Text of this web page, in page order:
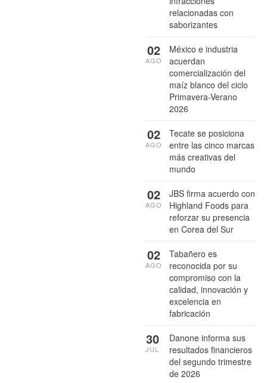
relacionadas con
saborizantes
México e industria
acuerdan
comercialización del
maíz blanco del ciclo
Primavera-Verano
2026
02
AGO
Tecate se posiciona
entre las cinco marcas
más creativas del
mundo
02
AGO
JBS firma acuerdo con
Highland Foods para
reforzar su presencia
en Corea del Sur
02
AGO
Tabañero es
reconocida por su
compromiso con la
calidad, innovación y
excelencia en
fabricación
02
AGO
Danone informa sus
resultados financieros
del segundo trimestre
de 2026
30
JUL